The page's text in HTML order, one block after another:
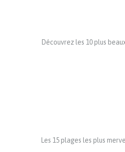
Découvrez les 10 plus
Les 15 plages les plus